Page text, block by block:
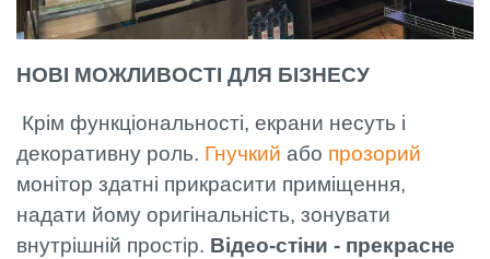
НОВІ МОЖЛИВОСТІ ДЛЯ БІЗНЕСУ
Крім функціональності, екрани несуть і
декоративну роль. Гнучкий або прозорий
монітор здатні прикрасити приміщення,
надати йому оригінальність, зонувати
внутрішній простір. Відео-стіни - прекрасне